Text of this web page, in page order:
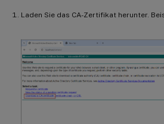
Laden Sie das CA-Zertifikat herunter.